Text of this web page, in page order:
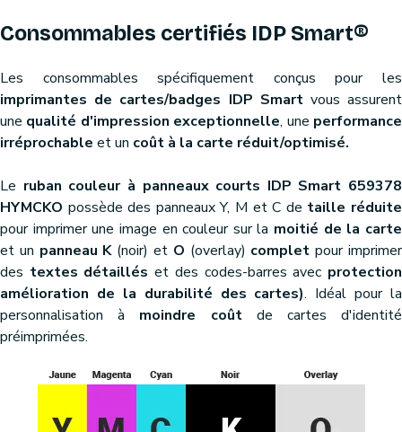
Consommables certifiés IDP Smart®
Les consommables spécifiquement conçus pour les
imprimantes de cartes/badges IDP Smartvous assurent
une qualité d'impression exceptionnelle, une performance
irréprochable et un coût à la carte réduit/optimisé.
Le ruban couleur à panneaux courts IDP Smart 659378
HYMCKO possède des panneaux Y, M et C de taille réduite
pour imprimer une image en couleur sur la moitié de la carte
et un panneau K(noir) et O (overlay) complet pour imprimer
des textes détaillés et des codes-barres avec protection
amélioration de la durabilité des cartes). Idéal pour la
personnalisation à moindre coûtde cartes d'identité
préimprimées.